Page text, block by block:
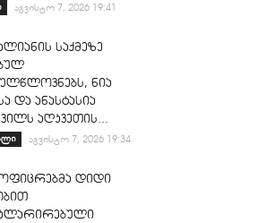
აგვისტო 7, 2026 19:41
საქმეზე
ნია
და ანასტასია
აღკვეთის...
აგვისტო 7, 2026 19:34
ოფიცრებმა დიდი